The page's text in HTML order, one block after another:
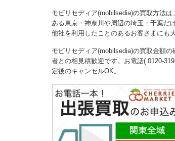
モビリセディア(mobilsedia)の買取方法は、
ある東京・神奈川や周辺の埼玉・千葉だ
他社を利用したことのあるお客さまにも
モビリセディア(mobilsedia)の買取金額
者との相見積歓迎です。お電話( 0120-
定後のキャンセルOK。